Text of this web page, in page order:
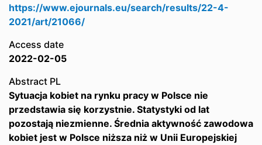
https://www.ejournals.eu/search/results/22-4-
2021/art/21066/
Access date
2022-02-05
Abstract PL
Sytuacja kobiet na rynku pracy w Polsce nie
przedstawia się korzystnie. Statystyki od lat
pozostają niezmienne. Średnia aktywność zawodowa
kobiet jest w Polsce niższa niż w Unii Europejskiej